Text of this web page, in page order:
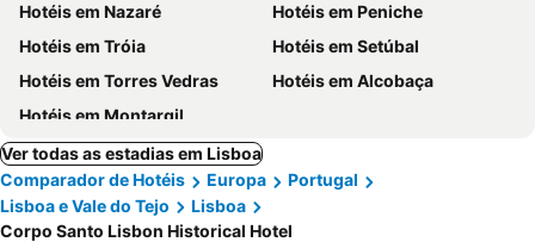
Hotéis em Nazaré
Hotéis em Peniche
Hotéis em Tróia
Hotéis em Setúbal
Hotéis em Torres Vedras
Hotéis em Alcobaça
Hotéis em Montargil
Ver todas as estadias em Lisboa
Comparador de Hotéis
Europa
Portugal
Lisboa e Vale do Tejo
Lisboa
Corpo Santo Lisbon Historical Hotel